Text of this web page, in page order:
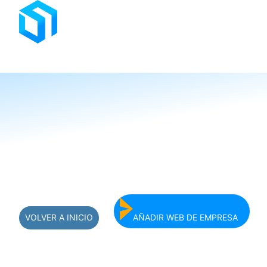
Saltar
contenido
VOLVER A INICIO AÑADIR WEB DE EMPRESA